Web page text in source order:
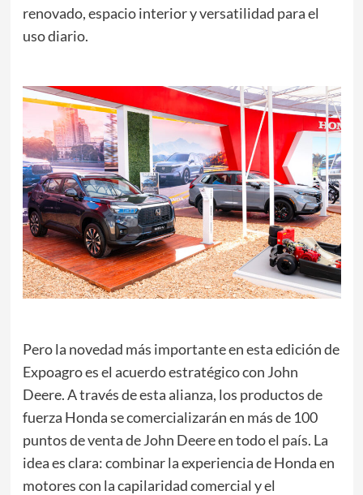
renovado, espacio interior y versatilidad para el
uso diario.
Pero la novedad más importante en esta edición de
Expoagro es el acuerdo estratégico con John
Deere. A través de esta alianza, los productos de
fuerza Honda se comercializarán en más de 100
puntos de venta de John Deere en todo el país. La
idea es clara: combinar la experiencia de Honda en
motores con la capilaridad comercial y el